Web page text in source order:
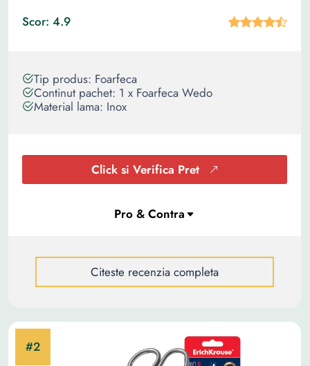
Scor: 4.9
Tip produs: Foarfeca
Continut pachet: 1 x Foarfeca Wedo
Material lama: Inox
Click si Verifica Pret
Citeste recenzia completa